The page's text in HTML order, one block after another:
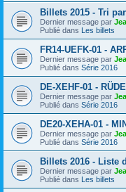
Billets 2015 - Tri
Dernier message par
Publié dans Les billets
FR14-UEFK-01 -
Dernier message par
Publié dans Série 2016
DE-XEHF-01 -
Dernier message par
Publié dans Série 2016
DE20-XEHA-01 -
Dernier message par
Publié dans Série 2016
Billets 2016 - Liste
Dernier message par
Publié dans Les billets